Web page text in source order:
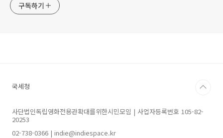
구독하기
국세청
사단법인독립영화전용관확대를위한시민모임 | 사업자등록번호 105-82-
20253
02-738-0366 | indie@indiespace.kr